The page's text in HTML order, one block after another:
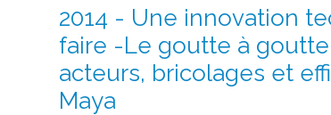
2014 - Une innovation
faire -Le goutte à
acteurs, bricolages et
Maya